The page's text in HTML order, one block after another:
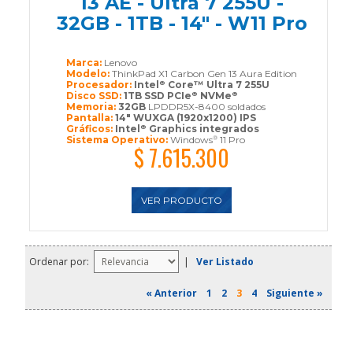
32GB - 1TB - 14" - W11 Pro
$ 7.615.300
VER PRODUCTO
Marca: Lenovo
Modelo:ThinkPad X1 Carbon Gen 13 Aura Edition
Procesador: Intel ® Core™ Ultra 7 255U
Disco SSD:1TB SSD PCIe ® NVMe ®
Memoria:32GB LPDDR5X-8400 soldados
Pantalla:14" WUXGA (1920x1200) IPS
Gráficos: Intel ® Graphics integrados
Sistema Operativo:Windows® 11 Pro
Ordenar por: | Ver Listado
« Anterior 1 2 3 4 Siguiente »